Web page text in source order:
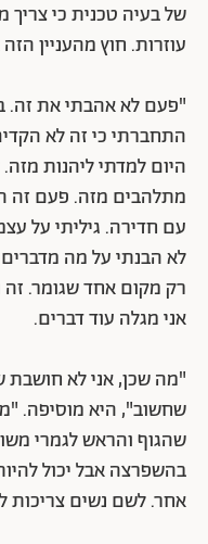
של בעיה טכנית כי צריך
עוזרות. חוץ מהעניין
"פעם לא אהבתי את זה.
התחברתי כי זה לא
היום למדתי ליהנות
מתלהבים מזה. פעם זה
עם חדירה. גיליתי על
לא הבנתי על מה
רק מקום אחד שגומר.
אני מגלה עוד דברים.
"מה שכן, אני לא
שחשוב", היא מוסיפה.
שהגוף והראש לגמרי
בהשפרצה אבל יכול
אחר. לשם נשים צריכות